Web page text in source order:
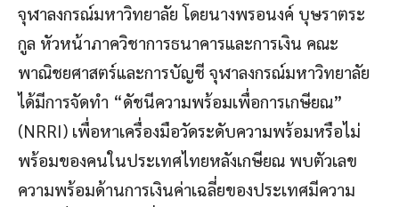
จุฬาลงกรณ์มหาวิทยาลัย โดยนางพรอนงค์ บุษราตระ
กูล หัวหน้าภาควิชาการธนาคารและการเงิน คณะ
พาณิชยศาสตร์และการบัญชี จุฬาลงกรณ์มหาวิทยาลัย
ได้มีการจัดทำ “ดัชนีความพร้อมเพื่อการเกษียณ”
(NRRI) เพื่อหาเครื่องมือวัดระดับความพร้อมหรือไม่
พร้อมของคนในประเทศไทยหลังเกษียณ พบตัวเลข
ความพร้อมด้านการเงินค่าเฉลี่ยของประเทศมีความ